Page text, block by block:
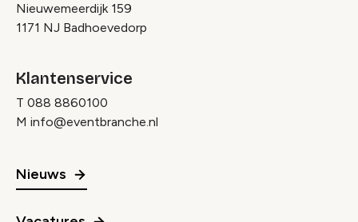
Nieuwemeerdijk 159
1171 NJ Badhoevedorp
Klantenservice
T 088 8860100
M info@eventbranche.nl
Nieuws